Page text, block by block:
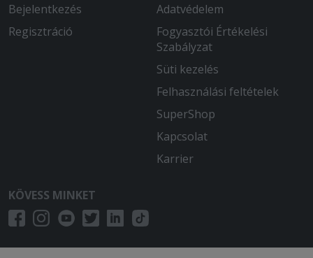
Bejelentkezés
Regisztráció
Adatvédelem
Fogyasztói Értékelési
Szabályzat
Süti kezelés
Felhasználási feltételek
SuperShop
Kapcsolat
Karrier
KÖVESS MINKET